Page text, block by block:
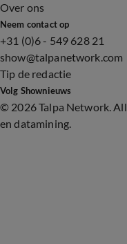
Over ons
Neem contact op
+31 (0)6 - 549 628 21
show@talpanetwork.com
Tip de redactie
Volg Shownieuws
© 2026 Talpa Network.
en datamining.